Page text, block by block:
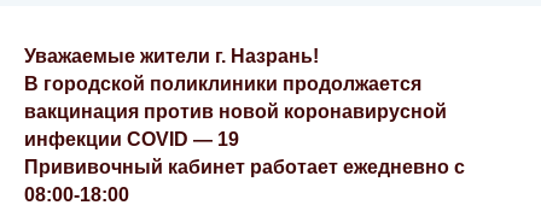
Уважаемые жители г. Назрань!
В городской поликлиники продолжается
вакцинация против новой коронавирусной
инфекции COVID — 19
Прививочный кабинет работает ежедневно с
08:00-18:00